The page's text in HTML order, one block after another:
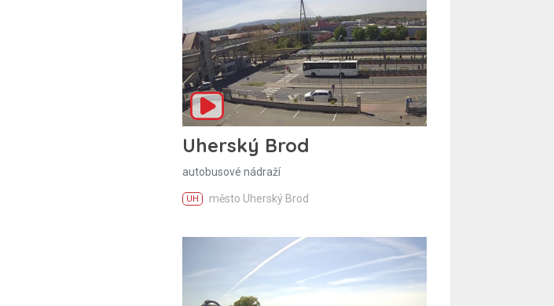
Uherský Brod
autobusové nádraží
UH město Uherský Brod